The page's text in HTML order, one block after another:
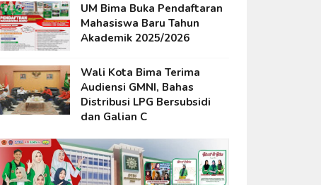
UM Bima Buka Pendaftaran
Mahasiswa Baru Tahun
Akademik 2025/2026
Wali Kota Bima Terima
Audiensi GMNI, Bahas
Distribusi LPG Bersubsidi
dan Galian C